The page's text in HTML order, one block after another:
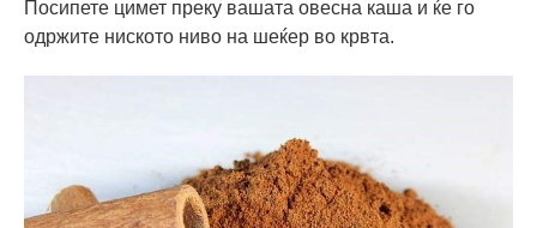
Посипете цимет преку вашата овесна каша и ќе го
одржите ниското ниво на шеќер во крвта.